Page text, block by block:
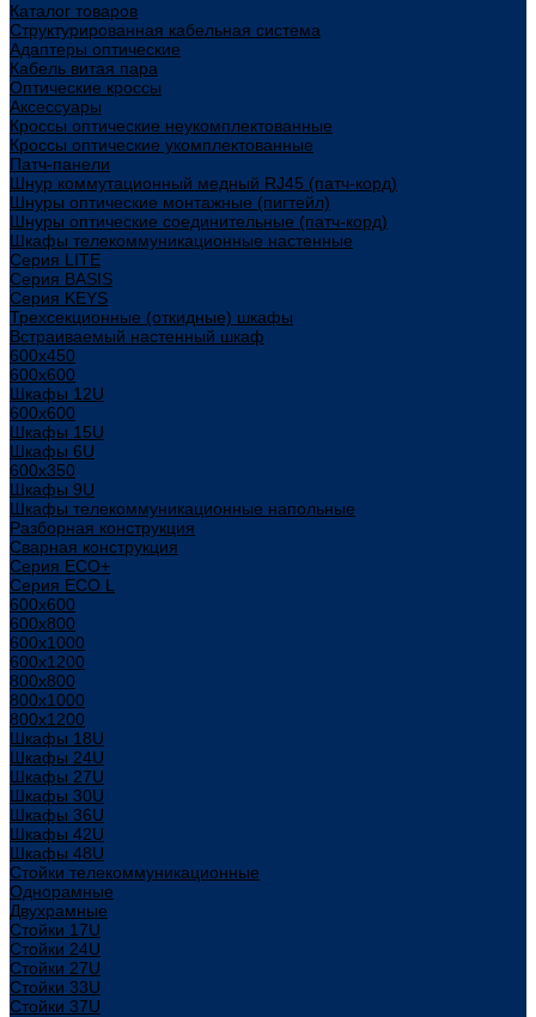
Каталог товаров
Структурированная кабельная система
Адаптеры оптические
Кабель витая пара
Оптические кроссы
Аксессуары
Кроссы оптические неукомплектованные
Кроссы оптические укомплектованные
Патч-панели
Шнур коммутационный медный RJ45 (патч-корд)
Шнуры оптические монтажные (пигтейл)
Шнуры оптические соединительные (патч-корд)
Шкафы телекоммуникационные настенные
Cерия LITE
Cерия BASIS
Cерия KEYS
Трехсекционные (откидные) шкафы
Встраиваемый настенный шкаф
600x450
600x600
Шкафы 12U
600x600
Шкафы 15U
Шкафы 6U
600x350
Шкафы 9U
Шкафы телекоммуникационные напольные
Разборная конструкция
Сварная конструкция
Серия ECO+
Серия ECO L
600x600
600x800
600х1000
600х1200
800x800
800х1000
800х1200
Шкафы 18U
Шкафы 24U
Шкафы 27U
Шкафы 30U
Шкафы 36U
Шкафы 42U
Шкафы 48U
Стойки телекоммуникационные
Однорамные
Двухрамные
Стойки 17U
Стойки 24U
Стойки 27U
Стойки 33U
Стойки 37U